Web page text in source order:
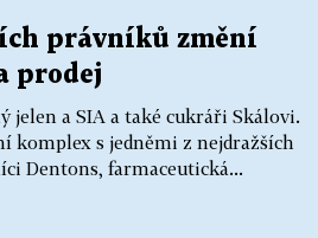
právníků změní
prodej
jelen a SIA a také cukráři Skálovi.
komplex s jedněmi z nejdražších
Dentons, farmaceutická...